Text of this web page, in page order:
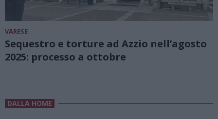
VARESE
Sequestro e torture ad Azzio nell’agosto
2025: processo a ottobre
DALLA HOME